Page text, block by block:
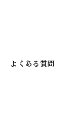
よくある質問